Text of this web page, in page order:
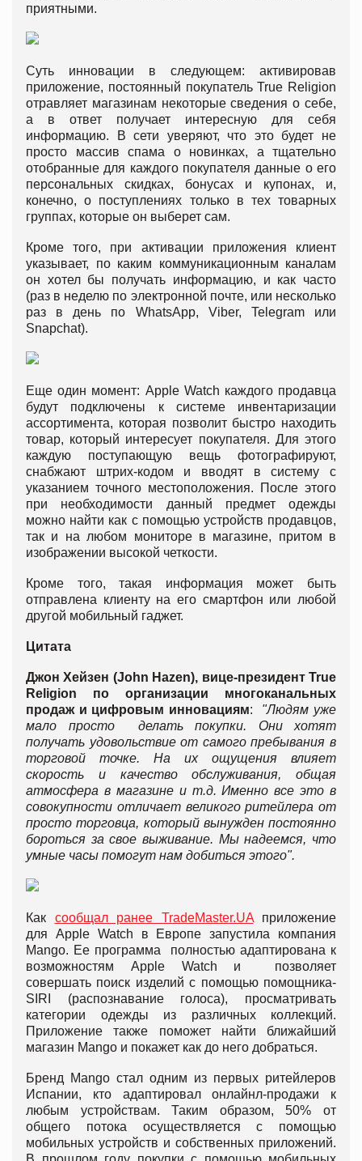
приятными.
Суть инновации в следующем: активировав
приложение, постоянный покупатель True Religion
отравляет магазинам некоторые сведения о себе,
а в ответ получает интересную для себя
информацию. В сети уверяют, что это будет не
просто массив спама о новинках, а тщательно
отобранные для каждого покупателя данные о его
персональных скидках, бонусах и купонах, и,
конечно, о поступлениях только в тех товарных
группах, которые он выберет сам.
Кроме того, при активации приложения клиент
указывает, по каким коммуникационным каналам
он хотел бы получать информацию, и как часто
(раз в неделю по электронной почте, или несколько
раз в день по WhatsApp, Viber, Telegram или
Snapchat).
Еще один момент: Apple Watch каждого продавца
будут подключены к системе инвентаризации
ассортимента, которая позволит быстро находить
товар, который интересует покупателя. Для этого
каждую поступающую вещь фотографируют,
снабжают штрих-кодом и вводят в систему с
указанием точного местоположения. После этого
при необходимости данный предмет одежды
можно найти как с помощью устройств продавцов,
так и на любом мониторе в магазине, притом в
изображении высокой четкости.
Кроме того, такая информация может быть
отправлена клиенту на его смартфон или любой
другой мобильный гаджет.
Цитата
Джон Хейзен (John Hazen), вице-президентTrue
Religion по организации многоканальных
продаж и цифровым инновациям: "Людям уже
мало просто делать покупки. Они хотят
получать удовольствие от самого пребывания в
торговой точке. На их ощущения влияет
скорость и качество обслуживания, общая
атмосфера в магазине и т.д. Именно все это в
совокупности отличает великого ритейлера от
просто торговца, который вынужден постоянно
бороться за свое выживание. Мы надеемся, что
умные часы помогут нам добиться этого".
Как сообщал ранее TradeMaster.UAприложение
для Apple Watch в Европе запустила компания
Mango. Ее программа полностью адаптирована к
возможностям Apple Watch и позволяет
совершать поиск изделий с помощью помощника-
SIRI (распознавание голоса), просматривать
категории одежды из различных коллекций.
Приложение также поможет найти ближайший
магазин Mango и покажет как до него добраться.
Бренд Mango стал одним из первых ритейлеров
Испании, кто адаптировал онлайнл-продажи к
любым устройствам. Таким образом, 50% от
общего потока осуществляется с помощью
мобильных устройств и собственных приложений.